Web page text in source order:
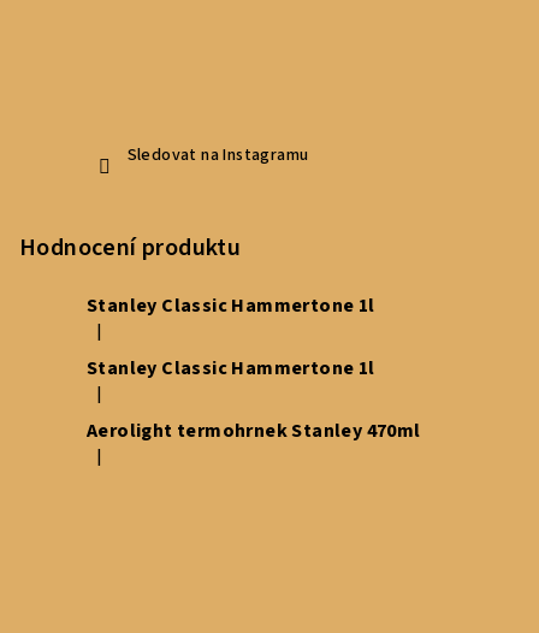
Sledovat na Instagramu
Hodnocení produktu
Stanley Classic Hammertone 1l
Hodnocení produktu je 5 z 5 hvězdiček.
Stanley Classic Hammertone 1l
Hodnocení produktu je 5 z 5 hvězdiček.
Aerolight termohrnek Stanley 470ml
Hodnocení produktu je 5 z 5 hvězdiček.